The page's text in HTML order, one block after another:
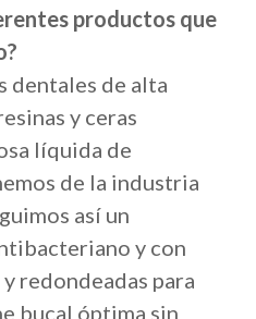
productos que
dentales de alta
y ceras
líquida de
de la industria
así un
y con
redondeadas para
bucal óptima sin